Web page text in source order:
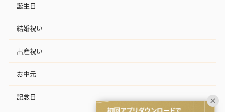
誕生日
結婚祝い
出産祝い
お中元
記念日